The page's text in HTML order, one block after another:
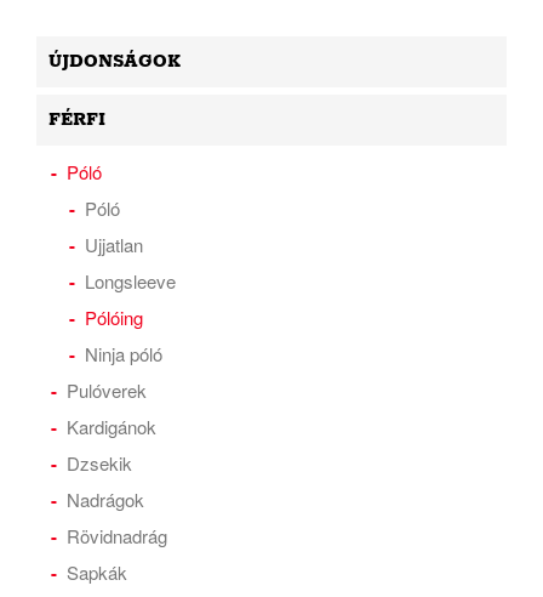
ÚJDONSÁGOK
FÉRFI
Póló
Póló
Ujjatlan
Longsleeve
Pólóing
Ninja póló
Pulóverek
Kardigánok
Dzsekik
Nadrágok
Rövidnadrág
Sapkák